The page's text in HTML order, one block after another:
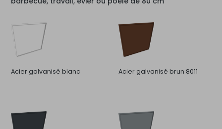
Acier galvanisé blanc Acier galvanisé brun 8011